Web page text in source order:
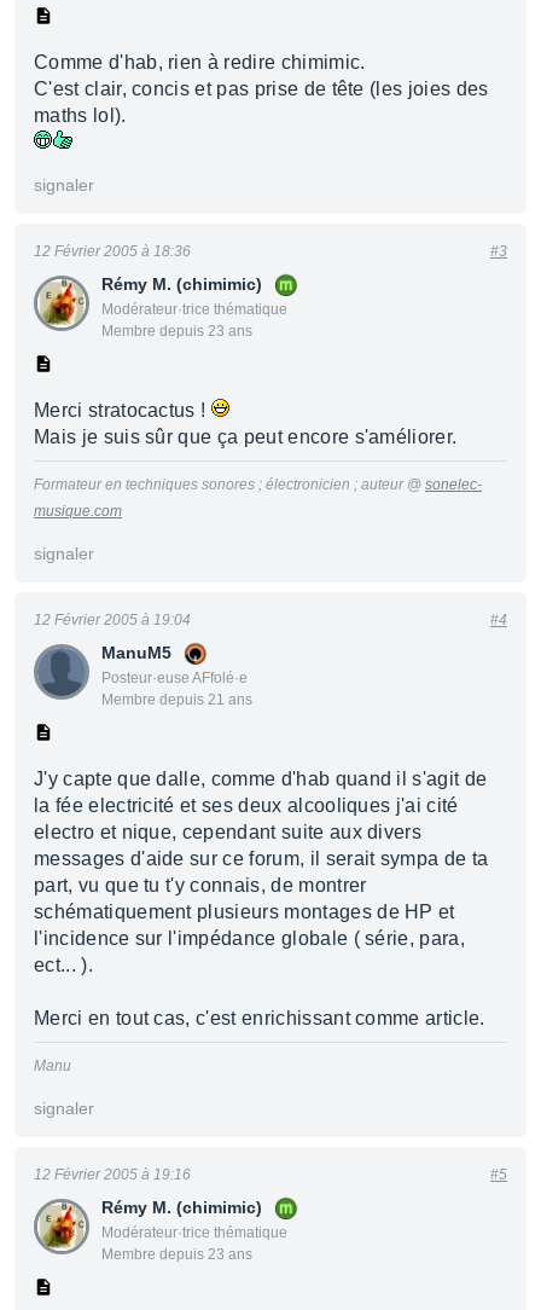
Comme d'hab, rien à redire chimimic.
C'est clair, concis et pas prise de tête (les joies des
maths lol).
signaler
Rémy M. (chimimic)
Modérateur·trice thématique
Membre depuis 23 ans
12 Février 2005 à 18:36 #3
Merci stratocactus !
Mais je suis sûr que ça peut encore s'améliorer.
Formateur en techniques sonores ; électronicien ; auteur @ sonelec-
musique.com
signaler
ManuM5
Posteur·euse AFfolé·e
Membre depuis 21 ans
12 Février 2005 à 19:04 #4
J'y capte que dalle, comme d'hab quand il s'agit de
la fée electricité et ses deux alcooliques j'ai cité
electro et nique, cependant suite aux divers
messages d'aide sur ce forum, il serait sympa de ta
part, vu que tu t'y connais, de montrer
schématiquement plusieurs montages de HP et
l'incidence sur l'impédance globale ( série, para,
ect... ).
Merci en tout cas, c'est enrichissant comme article.
Manu
signaler
Rémy M. (chimimic)
Modérateur·trice thématique
Membre depuis 23 ans
12 Février 2005 à 19:16 #5